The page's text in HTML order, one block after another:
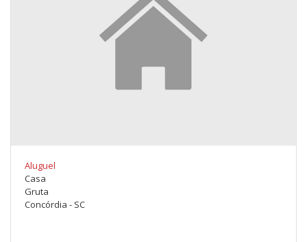
Aluguel
Casa
Gruta
Concórdia - SC